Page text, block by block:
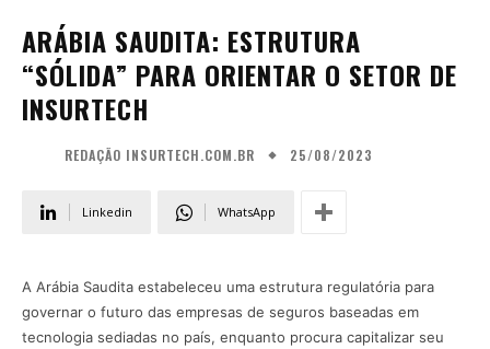
ARÁBIA SAUDITA: ESTRUTURA
“SÓLIDA” PARA ORIENTAR O SETOR DE
INSURTECH
REDAÇÃO INSURTECH.COM.BR 25/08/2023
Linkedin WhatsApp
A Arábia Saudita estabeleceu uma estrutura regulatória para
governar o futuro das empresas de seguros baseadas em
tecnologia sediadas no país, enquanto procura capitalizar seu